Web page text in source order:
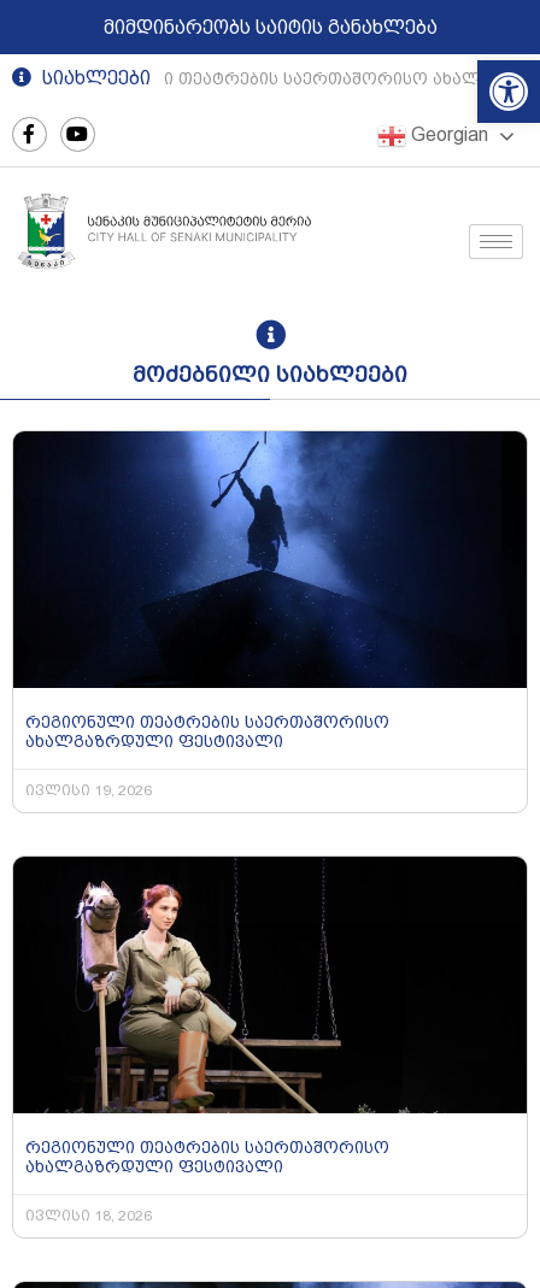
მიმდინარეობს საიტის განახლება
სიახლეები
რეგიონული თეატრების საერთაშორისო
Georgian
მოძებნილი სიახლეები
რეგიონული თეატრების საერთაშორისო
ახალგაზრდული ფესტივალი
ივლისი 19, 2026
რეგიონული თეატრების საერთაშორისო
ახალგაზრდული ფესტივალი
ივლისი 18, 2026